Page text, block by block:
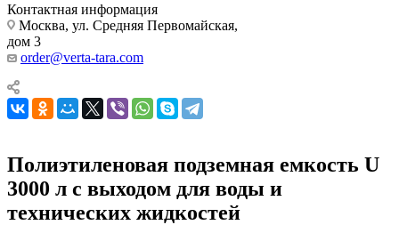
Контактная информация
Москва, ул. Средняя Первомайская,
дом 3
order@verta-tara.com
Полиэтиленовая подземная емкость U
3000 л с выходом для воды и
технических жидкостей